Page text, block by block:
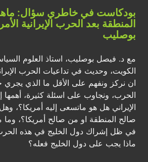
بودكاست في خاطري سؤال:
المنطقة بعد الحرب الإيرانية
بوصليب
مع د. فيصل بوصليب، استاذ العلوم
الكويت، وحديث في تداعيات الحرب
ان نركز ونفهم على الأقل ما الذي يجري
الحرب، ونجاوب على اسئلة كثيرة، أهمها
الإيراني هل هو ماتسعى إليه أمريكا؟،
صالح المنطقة او من صالح أمريكا؟،
في ظل إشراك دول الخليج في هذه
ماذا يجب على دول الخليج فعله؟